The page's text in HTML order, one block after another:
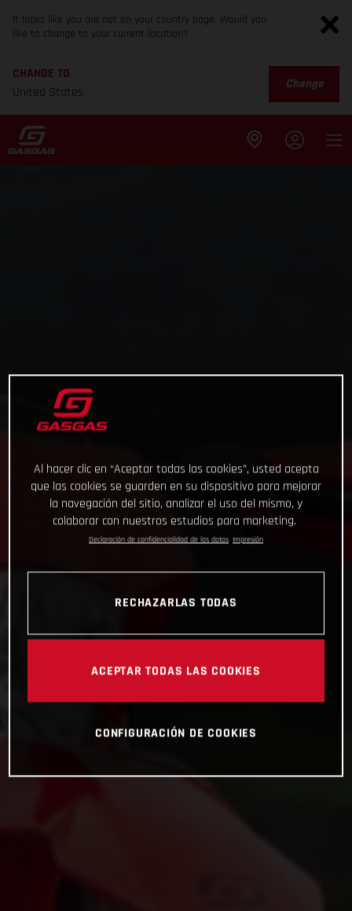
It looks like you are not on your country page. Would you
like to change to your current location?
CHANGE TO
United States
Change
Al hacer clic en “Aceptar todas las cookies”, usted acepta
que las cookies se guarden en su dispositivo para mejorar
la navegación del sitio, analizar el uso del mismo, y
colaborar con nuestros estudios para marketing.
Declaración de confidencialidad de los datos Impresión
RECHAZARLAS TODAS
ACEPTAR TODAS LAS COOKIES
CONFIGURACIÓN DE COOKIES